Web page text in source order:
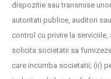
dispozitie sau transmise
autoritati publice, auditori
control cu privire la
solicita societatii sa
care incumba societatii; (ii)